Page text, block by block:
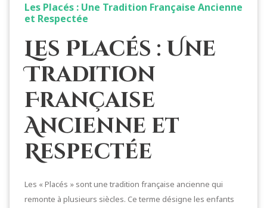
Les Placés : Une Tradition Française Ancienne
et Respectée
Les Placés : Une
Tradition
Française
Ancienne et
Respectée
Les « Placés » sont une tradition française ancienne qui
remonte à plusieurs siècles. Ce terme désigne les enfants